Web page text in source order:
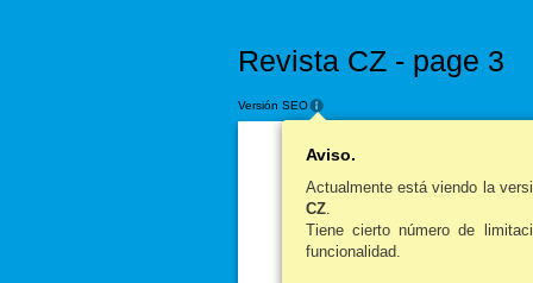
Revista CZ - page 3
6
Versión SEO
Aviso.
Actualmente está viendo la
CZ.
Tiene cierto número de
funcionalidad.